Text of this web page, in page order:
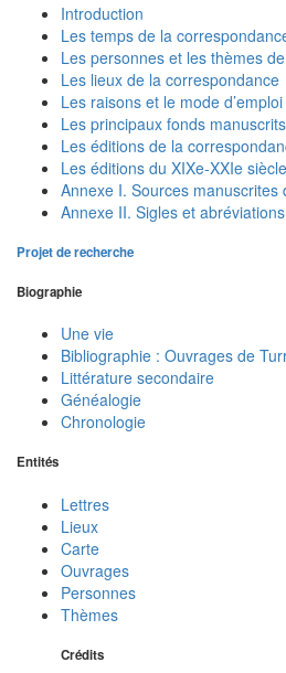
Introduction
Les temps de la
Les personnes et les thèmes
Les lieux de la correspondance
Les raisons et le mode
Les principaux fonds manuscrits
Les éditions de la
Les éditions du XIXe-XXIe siècle
Annexe I. Sources
Annexe II. Sigles et abréviations
Projet de recherche
Biographie
Une vie
Bibliographie : Ouvrages de
Littérature secondaire
Généalogie
Chronologie
Entités
Lettres
Lieux
Carte
Ouvrages
Personnes
Thèmes
Crédits